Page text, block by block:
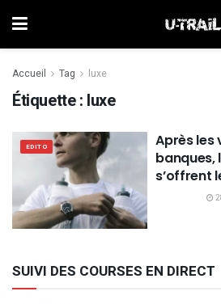
Accueil Tag luxe
Étiquette : luxe
EDITO
Après les
banques,
s’offrent
SUIVI DES COURSES EN DIRECT